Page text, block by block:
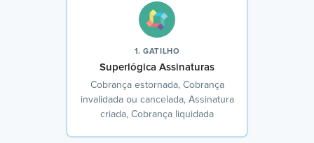
1. GATILHO
Superlógica Assinaturas
Cobrança estornada, Cobrança
invalidada ou cancelada, Assinatura
criada, Cobrança liquidada